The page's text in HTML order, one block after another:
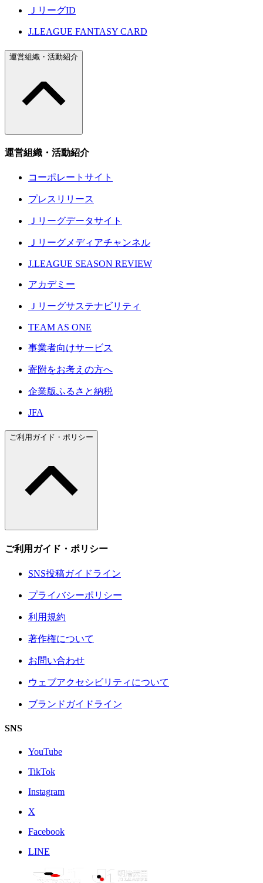
ＪリーグID
J.LEAGUE FANTASY CARD
運営組織・活動紹介
運営組織・活動紹介
コーポレートサイト
プレスリリース
Ｊリーグデータサイト
Ｊリーグメディアチャンネル
J.LEAGUE SEASON REVIEW
アカデミー
Ｊリーグサステナビリティ
TEAM AS ONE
事業者向けサービス
寄附をお考えの方へ
企業版ふるさと納税
JFA
ご利用ガイド・ポリシー
ご利用ガイド・ポリシー
SNS投稿ガイドライン
プライバシーポリシー
利用規約
著作権について
お問い合わせ
ウェブアクセシビリティについて
ブランドガイドライン
SNS
YouTube
TikTok
Instagram
X
Facebook
LINE